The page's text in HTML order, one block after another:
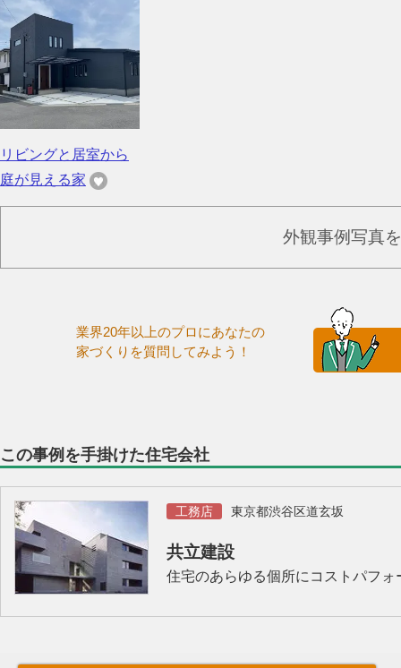
リビングと居室から
庭が見える家
外観事例写真
業界20年以上のプロにあなたの
家づくりを質問してみよう！
この事例を手掛けた住宅会社
工務店 東京都渋谷区道玄坂
共立建設
住宅のあらゆる個所にコストパフォ